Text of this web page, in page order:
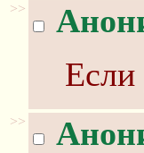
>>
Если
>>